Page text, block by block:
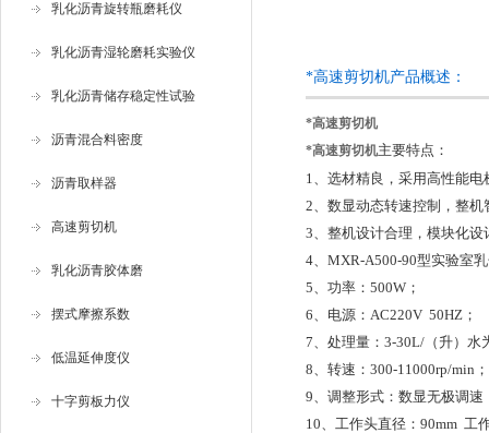
乳化沥青旋转瓶磨耗仪
乳化沥青湿轮磨耗实验仪
乳化沥青储存稳定性试验
沥青混合料密度
沥青取样器
高速剪切机
乳化沥青胶体磨
摆式摩擦系数
低温延伸度仪
十字剪板力仪
*高速剪切机产品概述：
*高速剪切机
*高速剪切机主要特点：
1、选材精良，采用高性能
2、数显动态转速控制，整机
3、整机设计合理，模块化
4、MXR-A500-90型实验室
5、功率：500W；
6、电源：AC220V 50HZ；
7、处理量：3-30L/（升）水
8、转速：300-11000rp/min；
9、调整形式：数显无极调速
10、工作头直径：90mm 工